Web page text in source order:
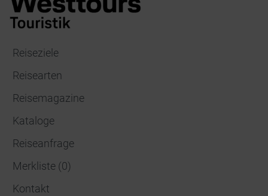
Reiseziele
Reisearten
Reisemagazine
Kataloge
Reiseanfrage
Merkliste (0)
Kontakt